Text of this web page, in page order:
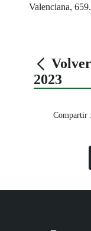
Valenciana, 659.
2023
Compartir :